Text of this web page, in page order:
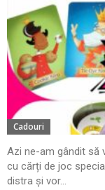
Cadouri
Azi ne-am gândit să
cu cărți de joc
distra și vor...